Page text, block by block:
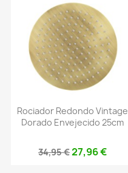
Rociador Redondo Vintage
Dorado Envejecido 25cm
34,95 €27,96 €